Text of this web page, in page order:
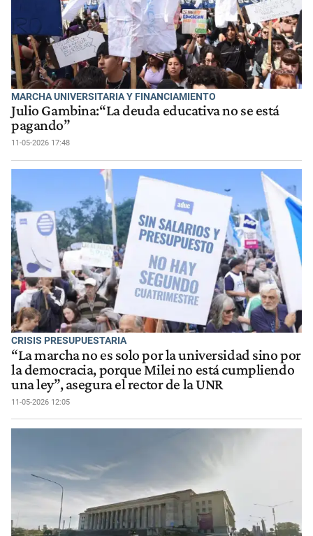
MARCHA UNIVERSITARIA Y FINANCIAMIENTO
Julio Gambina:“La deuda educativa no se está
pagando”
11-05-2026 17:48
CRISIS PRESUPUESTARIA
“La marcha no es solo por la universidad sino por
la democracia, porque Milei no está cumpliendo
una ley”, asegura el rector de la UNR
11-05-2026 12:05